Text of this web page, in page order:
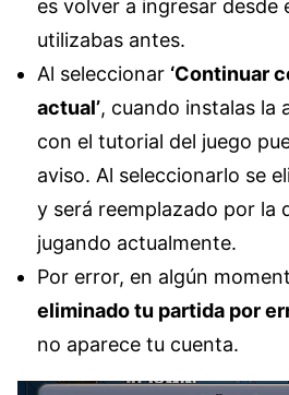
es volver a ingresar desde
utilizabas antes.
Al seleccionar ‘Continuar
actual’, cuando instalas la
con el tutorial del juego
aviso. Al seleccionarlo se
y será reemplazado por la
jugando actualmente.
Por error, en algún
eliminado tu partida por
no aparece tu cuenta.